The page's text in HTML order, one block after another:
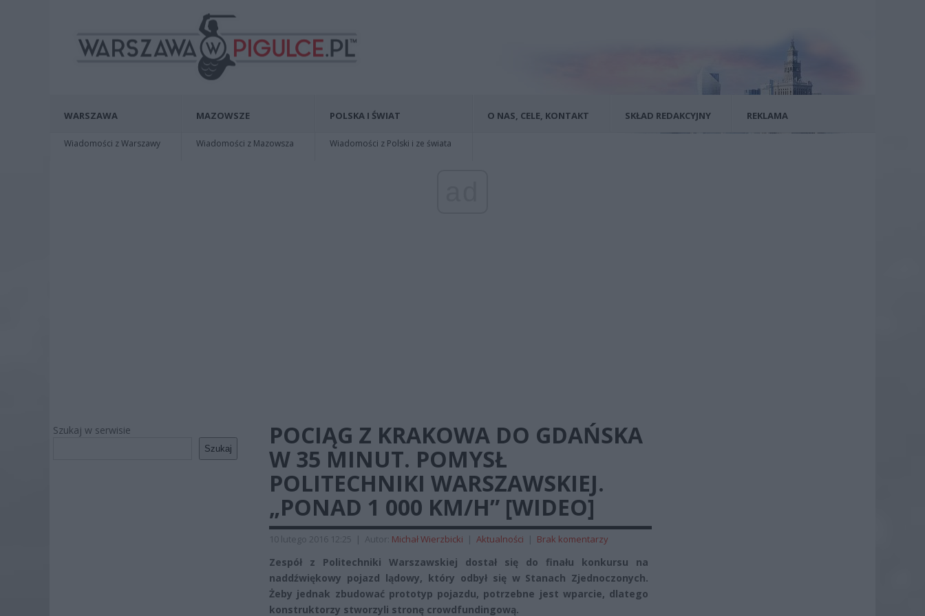
WARSZAWA
Wiadomości z Warszawy
MAZOWSZE
Wiadomości z Mazowsza
POLSKA I ŚWIAT
Wiadomości z Polski i ze świata
O NAS, CELE, KONTAKT SKŁAD REDAKCYJNY REKLAMA
Szukaj w serwisie
Szukaj
POCIĄG Z KRAKOWA DO GDAŃSKA
W 35 MINUT. POMYSŁ
POLITECHNIKI WARSZAWSKIEJ.
„PONAD 1 000 KM/H” [WIDEO]
10 lutego 2016 12:25 | Autor: Michał Wierzbicki | Aktualności | Brak komentarzy
Zespół z Politechniki Warszawskiej dostał się do finału konkursu na
naddźwiękowy pojazd lądowy, który odbył się w Stanach Zjednoczonych.
Żeby jednak zbudować prototyp pojazdu, potrzebne jest wparcie, dlatego
konstruktorzy stworzyli stronę crowdfundingową.